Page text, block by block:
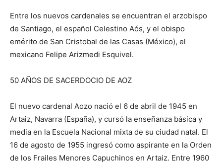
Entre los nuevos cardenales se encuentran el arzobispo
de Santiago, el español Celestino Aós, y el obispo
emérito de San Cristobal de las Casas (México), el
mexicano Felipe Arizmedi Esquivel.
50 AÑOS DE SACERDOCIO DE AOZ
El nuevo cardenal Aozo nació el 6 de abril de 1945 en
Artaiz, Navarra (España), y cursó la enseñanza básica y
media en la Escuela Nacional mixta de su ciudad natal. El
16 de agosto de 1955 ingresó como aspirante en la Orden
de los Frailes Menores Capuchinos en Artaiz. Entre 1960